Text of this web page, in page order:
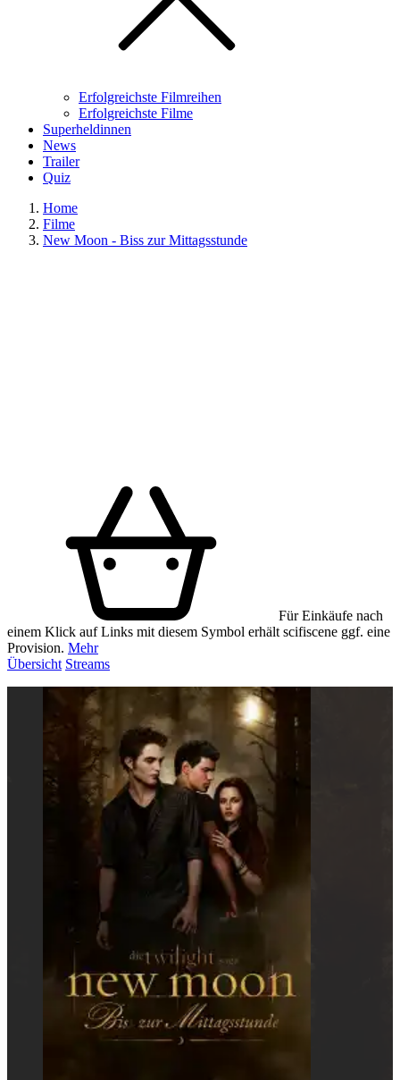
Erfolgreichste Filmreihen
Erfolgreichste Filme
Superheldinnen
News
Trailer
Quiz
Home
Filme
New Moon - Biss zur Mittagsstunde
Für Einkäufe nach
einem Klick auf Links mit diesem Symbol erhält scifiscene ggf. eine
Provision. Mehr
Übersicht Streams